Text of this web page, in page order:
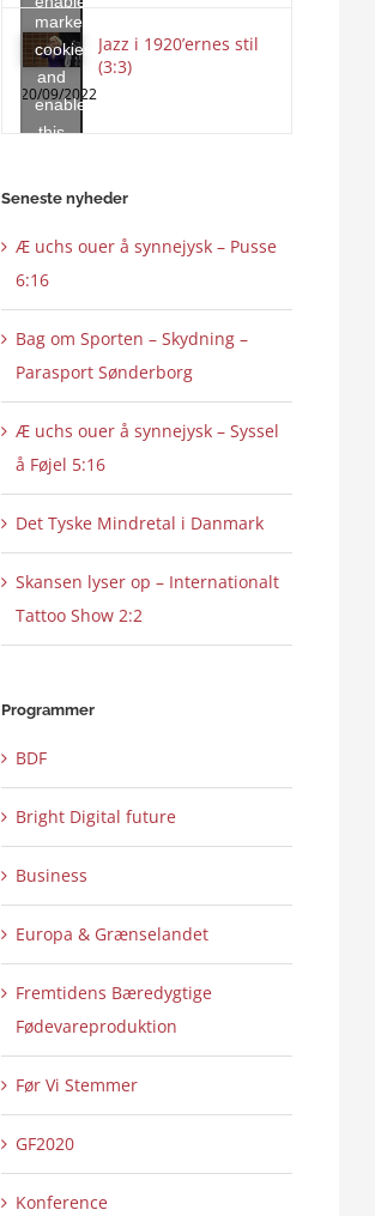
this
content
marketing
cookies
and
enable
this
Jazz i 1920’ernes stil
(3:3)
20/09/2022
Seneste nyheder
Æ uchs ouer å synnejysk – Pusse
6:16
Bag om Sporten – Skydning –
Parasport Sønderborg
Æ uchs ouer å synnejysk – Syssel
å Føjel 5:16
Det Tyske Mindretal i Danmark
Skansen lyser op – Internationalt
Tattoo Show 2:2
Programmer
BDF
Bright Digital future
Business
Europa & Grænselandet
Fremtidens Bæredygtige
Fødevareproduktion
Før Vi Stemmer
GF2020
Konference